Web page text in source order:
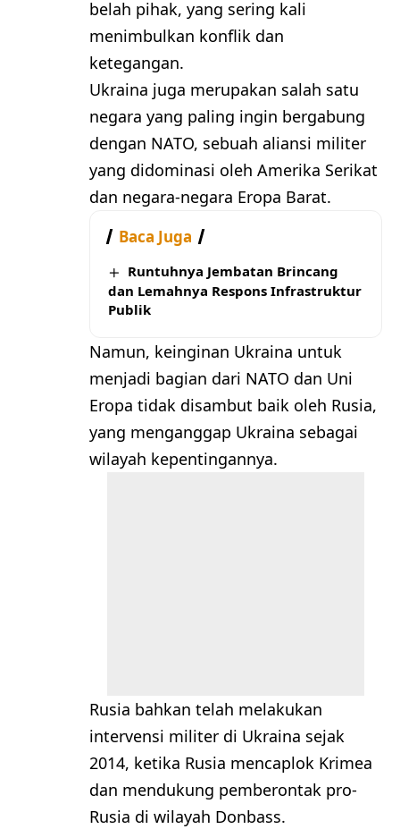
belah pihak, yang sering kali
menimbulkan konflik dan
ketegangan.
Ukraina juga merupakan salah satu
negara yang paling ingin bergabung
dengan NATO, sebuah aliansi militer
yang didominasi oleh Amerika Serikat
dan negara-negara Eropa Barat.
Baca Juga
Runtuhnya Jembatan Brincang
dan Lemahnya Respons Infrastruktur
Publik
Namun, keinginan Ukraina untuk
menjadi bagian dari NATO dan Uni
Eropa tidak disambut baik oleh Rusia,
yang menganggap Ukraina sebagai
wilayah kepentingannya.
Rusia bahkan telah melakukan
intervensi militer di Ukraina sejak
2014, ketika Rusia mencaplok Krimea
dan mendukung pemberontak pro-
Rusia di wilayah Donbass.